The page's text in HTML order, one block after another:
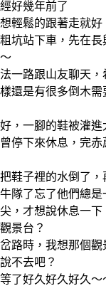
好幾年前了
輕鬆的跟著走就好
坑站下車，先在
一路跟山友聊天
還是有很多倒木需
，一腳的鞋被灌
停下來休息，完
鞋子裡的水倒了
隊了忘了他們總
，才想說休息一下
景台？
路時，我想那個
不去吧？
了好久好久好久～